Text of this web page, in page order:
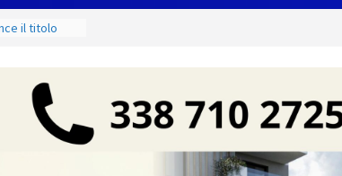
Contest:
2026-
il titolo
e di mare